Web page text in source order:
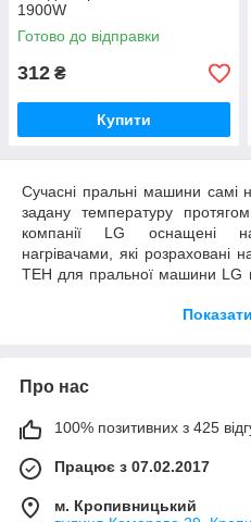
1900W
Готово до відправки
312 ₴
Купити
Сучасні пральні машини самі
задану температуру
компанії LG оснащені
нагрівачами, які розраховані
ТЕН для пральної машини LG
зіткнутися з його заміною.
корейського бренду LG,
машини LG 1900w, 1600 та
замінювати штатну деталь
Про нас
100% позитивних з 425
Працює з 07.02.2017
м. Кропивницький